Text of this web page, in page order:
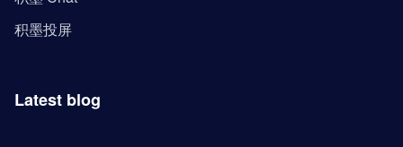
积墨投屏
Latest blog